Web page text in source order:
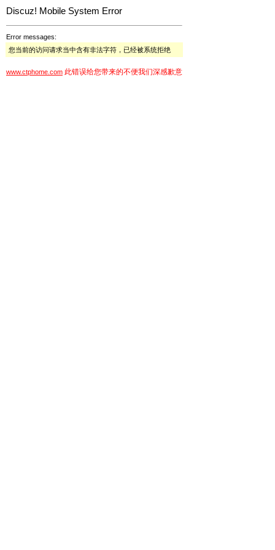
Discuz! Mobile System Error
Error messages:
您当前的访问请求当中含有非法字符，已经被系统拒绝
www.ctphome.com 此错误给您带来的不便我们深感歉意